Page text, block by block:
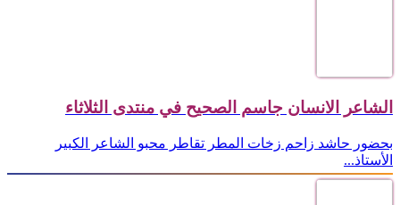
الشاعر الانسان جاسم الصحيح في منتدى الثلاثاء
بحضور حاشد زاحم زخات المطر تقاطر محبو الشاعر الكبير
الأستاذ...